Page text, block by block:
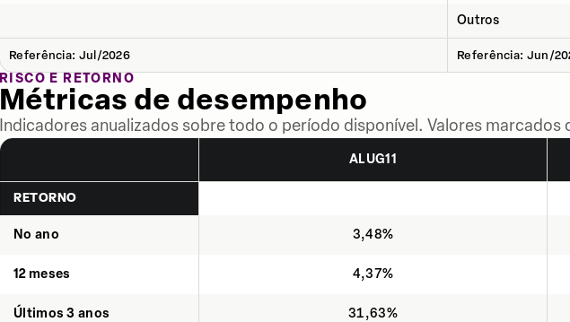
Outros
Referência: Jul/2026 Referência: Jun/
RISCO E RETORNO
Métricas de desempenho
Indicadores anualizados sobre todo o período disponível. Valores
ALUG11
RETORNO
No ano 3,48%
12 meses 4,37%
Últimos 3 anos 31,63%